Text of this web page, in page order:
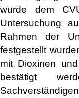
wurde dem
Untersuchung
Rahmen der
festgestellt
mit Dioxinen
bestätigt